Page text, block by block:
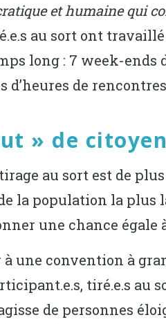
et humaine qui
au sort ont travaillé
long : 7 week-ends
d’heures de
» de
au sort est de
la population la plus
une chance
une convention à
tiré.e.s au
de personnes